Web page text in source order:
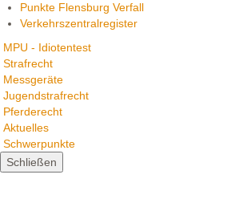
Punkte Flensburg Verfall
Verkehrszentralregister
MPU - Idiotentest
Strafrecht
Messgeräte
Jugendstrafrecht
Pferderecht
Aktuelles
Schwerpunkte
Schließen